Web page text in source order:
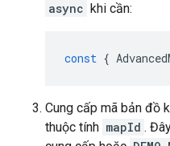
async khi cần:
const {
Cung cấp mã bản đồ
thuộc tính mapId .